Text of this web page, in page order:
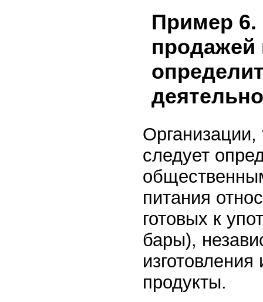
Пример 6.
продажей
следует
питания
готовых к
бары),
продукты.